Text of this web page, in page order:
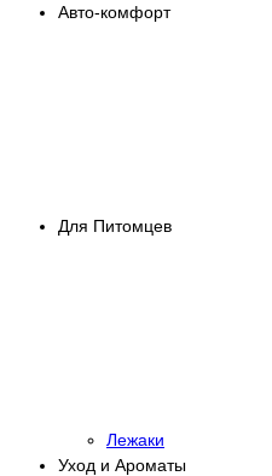
Авто-комфорт
Для Питомцев
Лежаки
Уход и Ароматы